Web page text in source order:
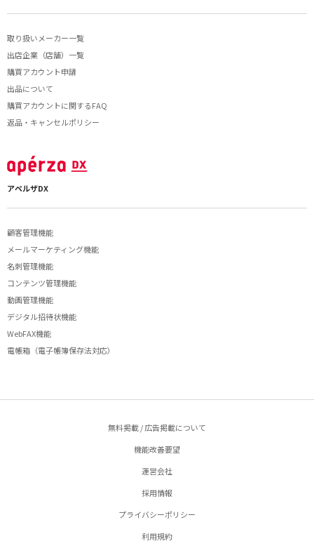
取り扱いメーカー一覧
出店企業（店舗）一覧
購買アカウント申請
出品について
購買アカウントに関するFAQ
返品・キャンセルポリシー
アペルザDX
顧客管理機能
メールマーケティング機能
名刺管理機能
コンテンツ管理機能
動画管理機能
デジタル招待状機能
WebFAX機能
電帳箱（電子帳簿保存法対応）
無料掲載 / 広告掲載について
機能改善要望
運営会社
採用情報
プライバシーポリシー
利用規約